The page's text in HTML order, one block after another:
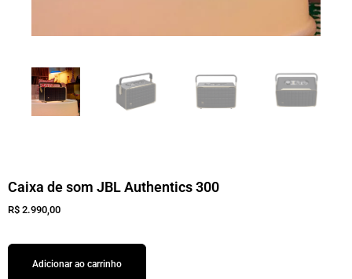
Caixa de som JBL Authentics 300
R$ 2.990,00
Adicionar ao carrinho